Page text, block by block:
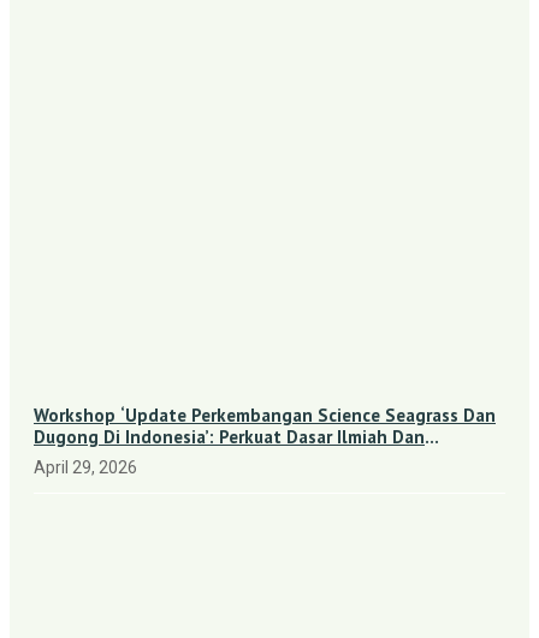
Workshop ‘Update Perkembangan Science Seagrass Dan
Dugong Di Indonesia’: Perkuat Dasar Ilmiah Dan
Kolaborasi Konservasi
April 29, 2026